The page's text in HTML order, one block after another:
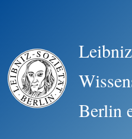
Berlin